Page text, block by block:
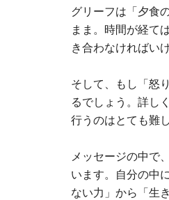
グリーフは「夕食
まま。時間が経て
き合わなければい
そして、もし「怒
るでしょう。詳し
行うのはとても難
メッセージの中で
います。自分の中
ない力」から「生